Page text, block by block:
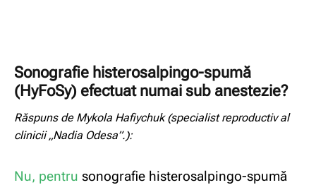
Sonografie histerosalpingo-spumă
(HyFoSy) efectuat numai sub anestezie?
Răspuns de Mykola Hafiychuk (specialist reproductiv al
clinicii „Nadia Odesa”.):
Nu, pentru sonografie histerosalpingo-spumă